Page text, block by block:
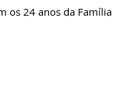
os 24 anos da Família